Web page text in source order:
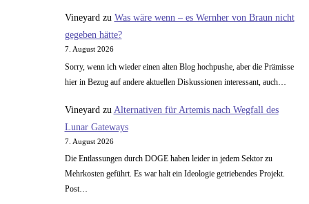
Vineyardzu Was wäre wenn – es Wernher von Braun nicht
gegeben hätte?
7. August 2026
Sorry, wenn ich wieder einen alten Blog hochpushe, aber die Prämisse
hier in Bezug auf andere aktuellen Diskussionen interessant, auch…
Vineyard zu Alternativen für Artemis nach Wegfall des
Lunar Gateways
7. August 2026
Die Entlassungen durch DOGE haben leider in jedem Sektor zu
Mehrkosten geführt. Es war halt ein Ideologie getriebendes Projekt.
Post…